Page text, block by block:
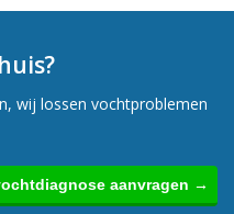
wij lossen vochtproblemen
aanvragen →